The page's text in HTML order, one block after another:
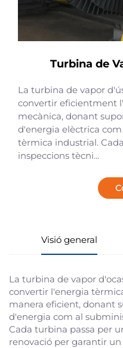
Turbina de
La turbina de vapor
convertir eficientment
mecànica, donant
d'energia elèctrica
tèrmica industrial.
inspeccions tècni...
Visió general
La turbina de vapor
convertir l'energia
manera eficient, donant
d'energia com al
Cada turbina passa per
renovació per garantir